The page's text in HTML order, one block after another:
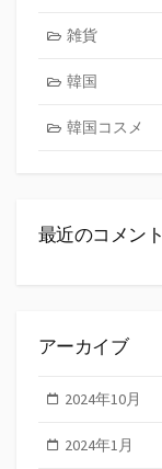
雑貨
韓国
韓国コスメ
最近のコメント
アーカイブ
2024年10月
2024年1月